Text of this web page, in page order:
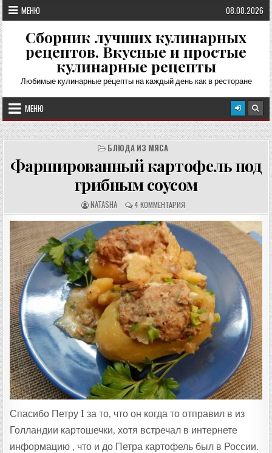
Перейти
к
содержимому
МЕНЮ 08.08.2026
Сборник лучших кулинарных
рецептов. Вкусные и простые
кулинарные рецепты
Любимые кулинарные рецепты на каждый день как в ресторане
МЕНЮ
БЛЮДА ИЗ МЯСА
Фаршированный картофель под
грибным соусом
А
В
Т
О
Р
Р
Е
Ц
Е
П
Т
А
:
NATASHA О
Т
З
Ы
В
Ы
:
4 КОММЕНТАРИЯ
Спасибо Петру I за то, что он когда то отправил в из
Голландии картошечки, хотя встречал в интернете
информацию , что и до Петра картофель был в России.